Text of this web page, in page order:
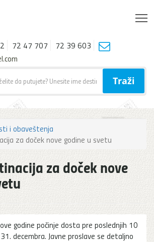
72 47 707
72 39 603
Traži
i obaveštenja
za doček nove godine u svetu
za doček nove
godine počinje dosta pre poslednjih 10
decembra. Javne proslave se detaljno